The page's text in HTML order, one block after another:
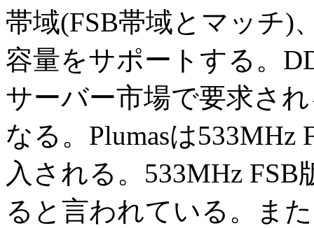
帯域(FSB帯域とマッチ)
容量をサポートする。
サーバー市場で要求さ
なる。Plumasは
入される。533MHz
ると言われている。ま